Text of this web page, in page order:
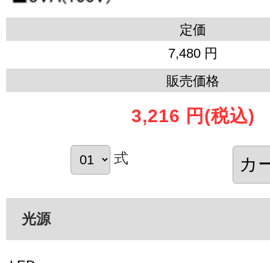
定価
7,480 円
販売価格
3,216 円 (税込)
式
光源